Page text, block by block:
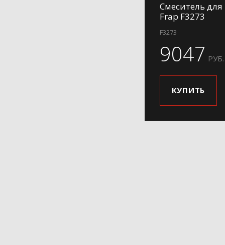
Смеситель
Frap F3273
F3273
9047 РУБ.
КУПИТЬ